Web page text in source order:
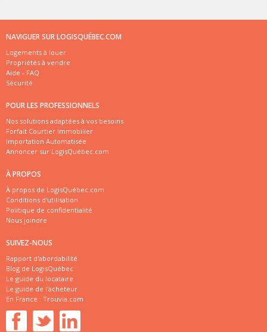
NAVIGUER SUR LOGISQUÉBEC.COM
Logements à louer
Propriétés à vendre
Aide - FAQ
Sécurité
POUR LES PROFESSIONNELS
Nos solutions adaptées à vos besoins
Forfait Courtier Immobilier
Importation Automatisée
Annoncer sur LogisQuébec.com
À PROPOS
À propos de LogisQuébec.com
Conditions d'utilisation
Politique de confidentialité
Nous joindre
SUIVEZ-NOUS
Rapport d'abordabilité
Blog de LogisQuébec
Le guide du locataire
Le guide de l'acheteur
En France : Trouvia.com